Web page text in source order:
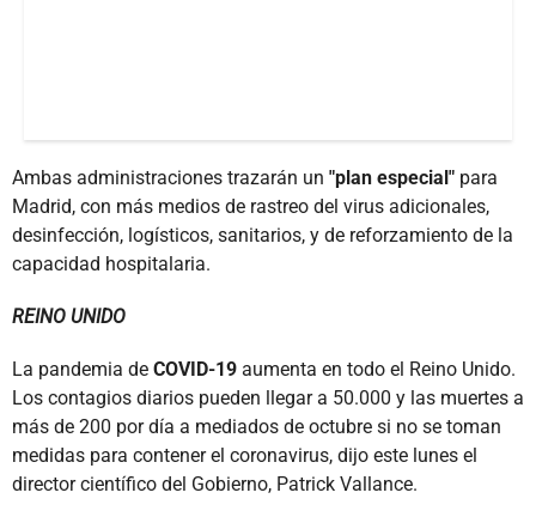
Ambas administraciones trazarán un "plan especial" para
Madrid, con más medios de rastreo del virus adicionales,
desinfección, logísticos, sanitarios, y de reforzamiento de la
capacidad hospitalaria.
REINO UNIDO
La pandemia de COVID-19 aumenta en todo el Reino Unido.
Los contagios diarios pueden llegar a 50.000 y las muertes a
más de 200 por día a mediados de octubre si no se toman
medidas para contener el coronavirus, dijo este lunes el
director científico del Gobierno, Patrick Vallance.